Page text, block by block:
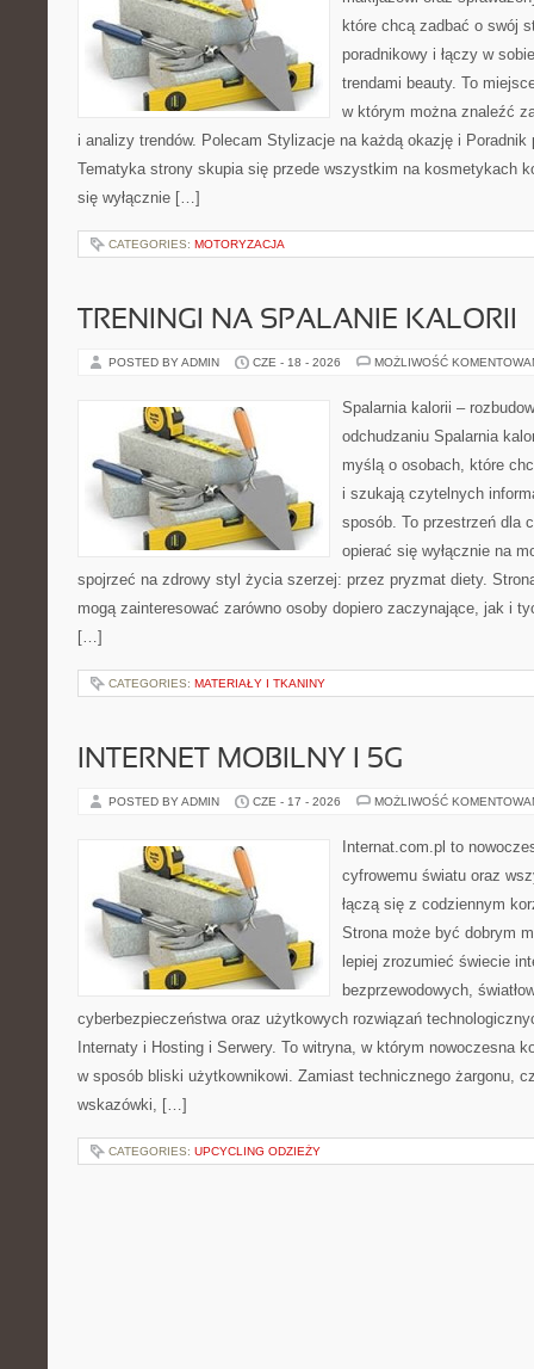
które chcą zadbać o swój
poradnikowy i łączy w
trendami beauty. To
w którym można znaleźć
i analizy trendów. Polecam Stylizacje na każdą okazję i
Tematyka strony skupia się przede wszystkim na kosmetykach
się wyłącznie […]
CATEGORIES: MOTORYZACJA
TRENINGI NA SPALANIE KALORII
POSTED BY ADMIN CZE - 18 - 2026 MOŻLIWOŚĆ
Spalarnia kalorii –
odchudzaniu Spalarnia
myślą o osobach, które
i szukają czytelnych
sposób. To przestrzeń dla
opierać się wyłącznie na
spojrzeć na zdrowy styl życia szerzej: przez pryzmat diety.
mogą zainteresować zarówno osoby dopiero zaczynające, jak i
[…]
CATEGORIES: MATERIAŁY I TKANINY
INTERNET MOBILNY I 5G
POSTED BY ADMIN CZE - 17 - 2026 MOŻLIWOŚĆ
Internat.com.pl to
cyfrowemu światu oraz
łączą się z codziennym
Strona może być dobrym
lepiej zrozumieć świecie
bezprzewodowych,
cyberbezpieczeństwa oraz użytkowych rozwiązań
Internaty i Hosting i Serwery. To witryna, w którym nowoczesna
w sposób bliski użytkownikowi. Zamiast technicznego żargonu,
wskazówki, […]
CATEGORIES: UPCYCLING ODZIEŻY